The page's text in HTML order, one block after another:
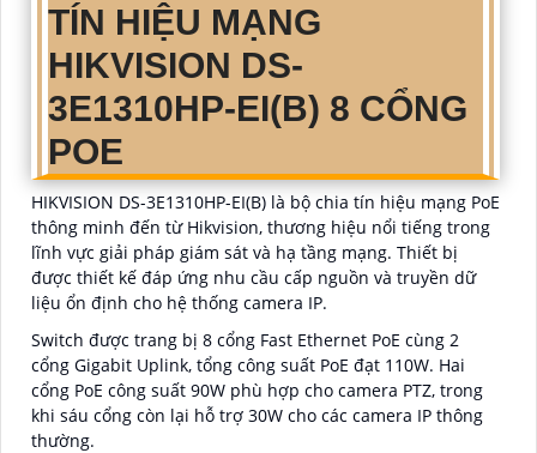
TÍN HIỆU MẠNG
HIKVISION DS-
3E1310HP-EI(B) 8 CỔNG
POE
HIKVISION DS-3E1310HP-EI(B) là bộ chia tín hiệu mạng PoE
thông minh đến từ Hikvision, thương hiệu nổi tiếng trong
lĩnh vực giải pháp giám sát và hạ tầng mạng. Thiết bị
được thiết kế đáp ứng nhu cầu cấp nguồn và truyền dữ
liệu ổn định cho hệ thống camera IP.
Switch được trang bị 8 cổng Fast Ethernet PoE cùng 2
cổng Gigabit Uplink, tổng công suất PoE đạt 110W. Hai
cổng PoE công suất 90W phù hợp cho camera PTZ, trong
khi sáu cổng còn lại hỗ trợ 30W cho các camera IP thông
thường.